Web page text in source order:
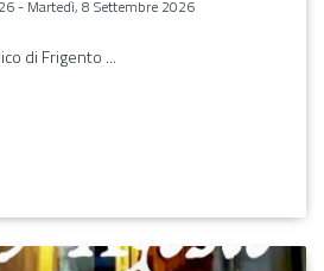
- Martedì, 8 Settembre 2026
di Frigento ...